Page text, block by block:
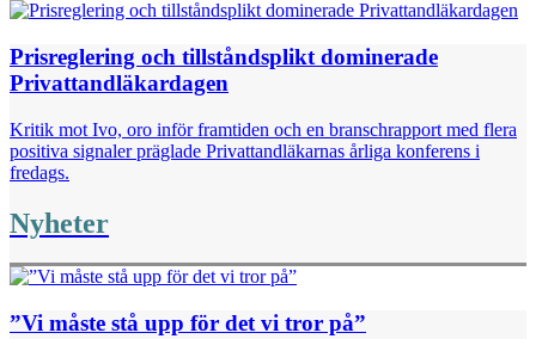
Prisreglering och tillståndsplikt dominerade
Privattandläkardagen
Kritik mot Ivo, oro inför framtiden och en branschrapport med flera
positiva signaler präglade Privattandläkarnas årliga konferens i
fredags.
Nyheter
”Vi måste stå upp för det vi tror på”